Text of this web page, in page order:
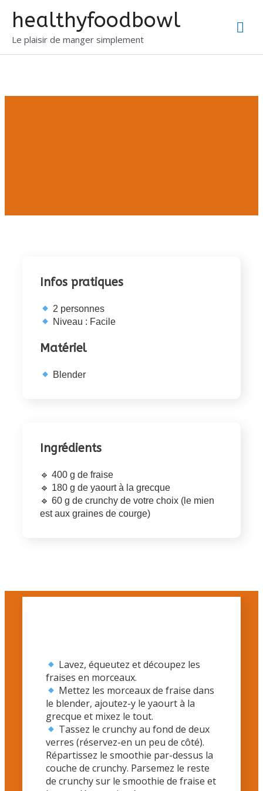
healthyfoodbowl
Le plaisir de manger simplement
Infos pratiques
2 personnes
Niveau : Facile
Matériel
Blender
Ingrédients
🔹 400 g de fraise
🔹 180 g de yaourt à la grecque
🔹 60 g de crunchy de votre choix (le mien
est aux graines de courge)
Lavez, équeutez et découpez les
fraises en morceaux.
Mettez les morceaux de fraise dans
le blender, ajoutez-y le yaourt à la
grecque et mixez le tout.
Tassez le crunchy au fond de deux
verres (réservez-en un peu de côté).
Répartissez le smoothie par-dessus la
couche de crunchy. Parsemez le reste
de crunchy sur le smoothie de fraise et